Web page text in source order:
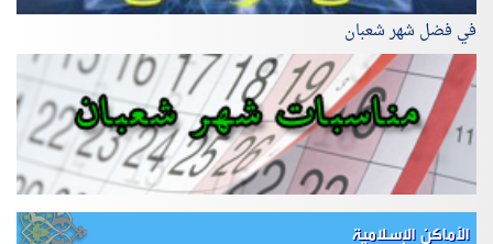
في فضل شهر شعبان
الأماكن الإسلامية